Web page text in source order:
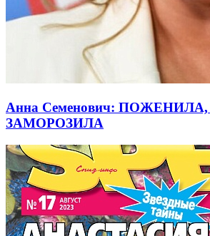
Анна Семенович:
ЗАМОРОЗИЛА